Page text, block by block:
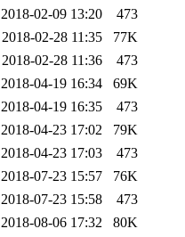
2018-02-09 13:20
473
2018-02-28 11:35
77K
2018-02-28 11:36
473
2018-04-19 16:34
69K
2018-04-19 16:35
473
2018-04-23 17:02
79K
2018-04-23 17:03
473
2018-07-23 15:57
76K
2018-07-23 15:58
473
2018-08-06 17:32
80K